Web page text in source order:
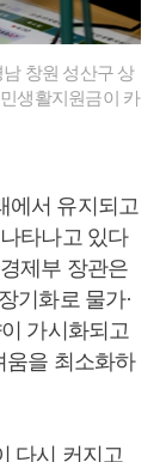
창원 성산구 상
생활지원금이 카
에서 유지되고
타나고 있다
제부 장관은
기화로 물가·
가시화되고
움을 최소화하
다시 커지고